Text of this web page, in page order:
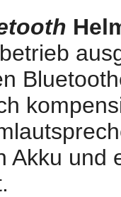
Akku und